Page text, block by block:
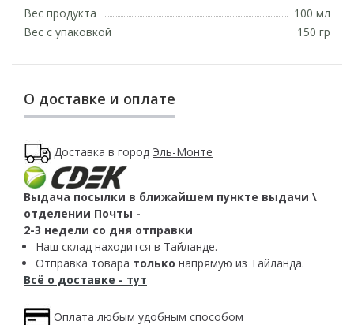
Вес продукта
100 мл
Вес с упаковкой
150 гр
О доставке и оплате
Доставка в город Эль-Монте
Выдача посылки в ближайшем пункте выдачи \
отделении Почты -
2-3 недели со дня отправки
Наш склад находится в Тайланде.
Отправка товара только напрямую из Тайланда.
Всё о доставке - тут
Оплата любым удобным способом